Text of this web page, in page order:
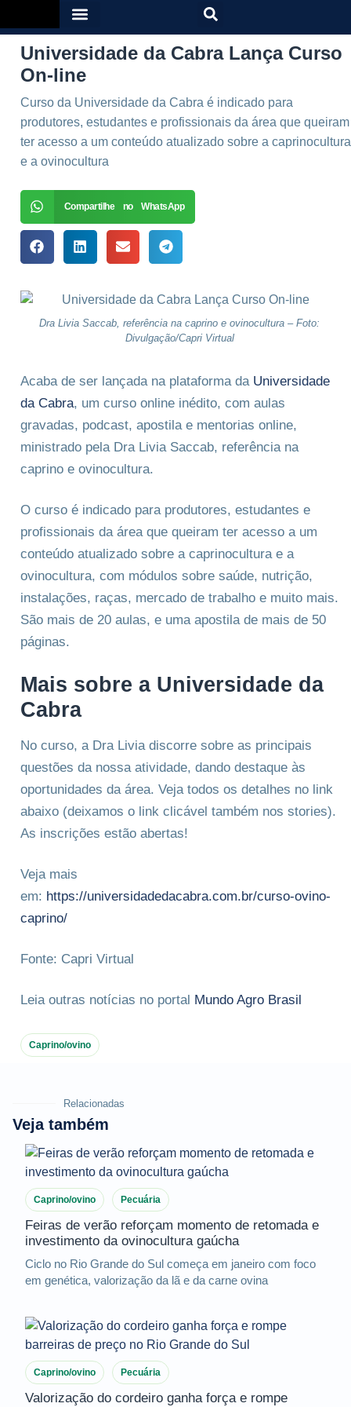
Universidade da Cabra Lança Curso
On-line
Curso da Universidade da Cabra é indicado para
produtores, estudantes e profissionais da área que queiram
ter acesso a um conteúdo atualizado sobre a caprinocultura
e a ovinocultura
Compartilhe no WhatsApp
Dra Livia Saccab, referência na caprino e ovinocultura – Foto:
Divulgação/Capri Virtual
Acaba de ser lançada na plataforma da Universidade
da Cabra, um curso online inédito, com aulas
gravadas, podcast, apostila e mentorias online,
ministrado pela Dra Livia Saccab, referência na
caprino e ovinocultura.
O curso é indicado para produtores, estudantes e
profissionais da área que queiram ter acesso a um
conteúdo atualizado sobre a caprinocultura e a
ovinocultura, com módulos sobre saúde, nutrição,
instalações, raças, mercado de trabalho e muito mais.
São mais de 20 aulas, e uma apostila de mais de 50
páginas.
Mais sobre a Universidade da
Cabra
No curso, a Dra Livia discorre sobre as principais
questões da nossa atividade, dando destaque às
oportunidades da área. Veja todos os detalhes no link
abaixo (deixamos o link clicável também nos stories).
As inscrições estão abertas!
Veja mais
em: https://universidadedacabra.com.br/curso-ovino-
caprino/
Fonte: Capri Virtual
Leia outras notícias no portal Mundo Agro Brasil
Caprino/ovino
Relacionadas
Veja também
Caprino/ovino Pecuária
Feiras de verão reforçam momento de retomada e
investimento da ovinocultura gaúcha
Ciclo no Rio Grande do Sul começa em janeiro com foco
em genética, valorização da lã e da carne ovina
Caprino/ovino Pecuária
Valorização do cordeiro ganha força e rompe